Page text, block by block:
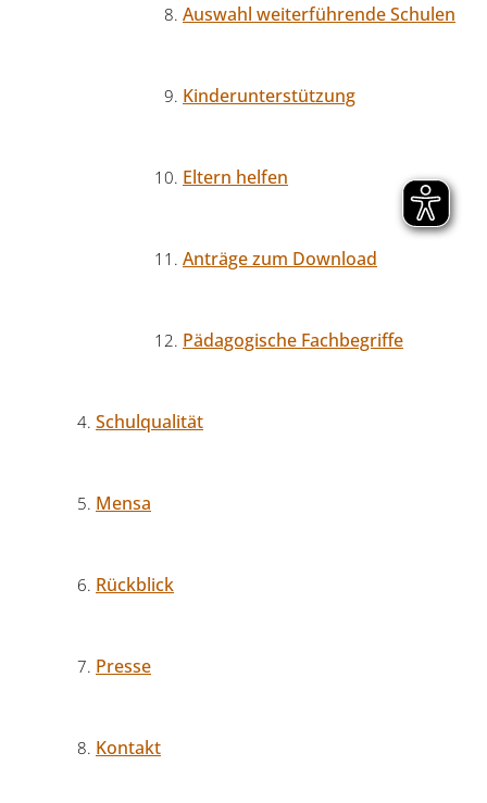
Auswahl weiterführende Schulen
Kinderunterstützung
Eltern helfen
Anträge zum Download
Pädagogische Fachbegriffe
Schulqualität
Mensa
Rückblick
Presse
Kontakt